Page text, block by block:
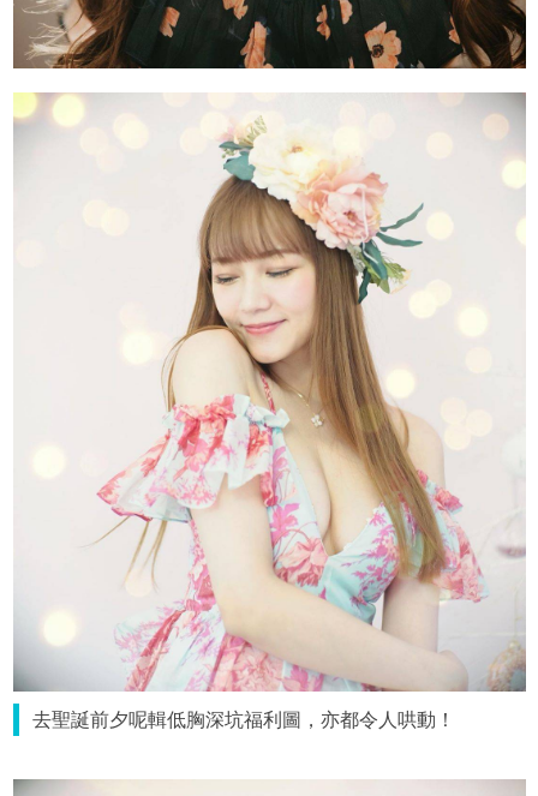
去聖誕前夕呢輯低胸深坑福利圖，亦都令人哄動！